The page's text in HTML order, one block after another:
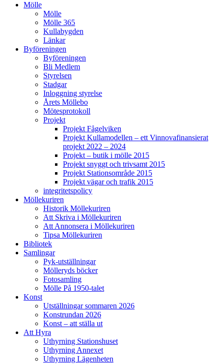
Mölle
Mölle
Mölle 365
Kullabygden
Länkar
Byföreningen
Byföreningen
Bli Medlem
Styrelsen
Stadgar
Inloggning styrelse
Årets Möllebo
Mötesprotokoll
Projekt
Projekt Fågelviken
Projekt Kullamodellen – ett Vinnovafinansierat
projekt 2022 – 2024
Projekt – butik i mölle 2015
Projekt snyggt och trivsamt 2015
Projekt Stationsområde 2015
Projekt vägar och trafik 2015
integritetspolicy
Möllekuriren
Historik Möllekuriren
Att Skriva i Möllekuriren
Att Annonsera i Möllekuriren
Tipsa Möllekuriren
Bibliotek
Samlingar
Pyk-utställningar
Mölleryds böcker
Fotosamling
Mölle På 1950-talet
Konst
Utställningar sommaren 2026
Konstrundan 2026
Konst – att ställa ut
Att Hyra
Uthyrning Stationshuset
Uthyrning Annexet
Uthyrning Lägenheten